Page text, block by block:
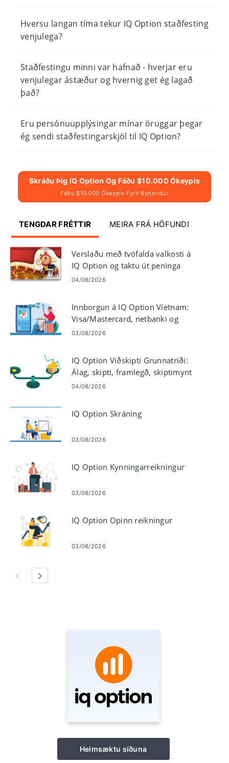
Hversu langan tíma tekur IQ Option staðfesting
venjulega?
Staðfestingu minni var hafnað - hverjar eru
venjulegar ástæður og hvernig get ég lagað
það?
Eru persónuupplýsingar mínar öruggar þegar
ég sendi staðfestingarskjöl til IQ Option?
Skráðu Þig IQ Option Og Fáðu $10.000 Ókeypis
Fáðu $10.000 Ókeypis Fyrir Byrjendur
TENGDAR FRÉTTIR MEIRA FRÁ HÖFUNDI
Verslaðu með tvöfalda valkosti á
IQ Option og taktu út peninga
04/08/2026
Innborgun á IQ Option Víetnam:
Visa/Mastercard, netbanki og
rafveski
03/08/2026
IQ Option Viðskipti Grunnatriði:
Álag, skipti, framlegð, skiptimynt
04/08/2026
IQ Option Skráning
03/08/2026
IQ Option Kynningarreikningur
03/08/2026
IQ Option Opinn reikningur
03/08/2026
Heimsæktu síðuna